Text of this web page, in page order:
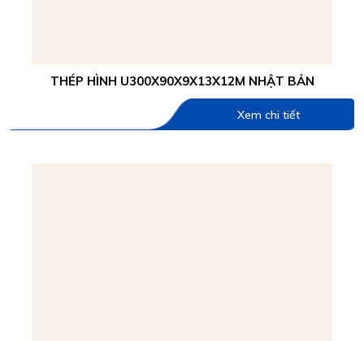
THÉP HÌNH U300X90X9X13X12M NHẬT BẢN
Xem chi tiết